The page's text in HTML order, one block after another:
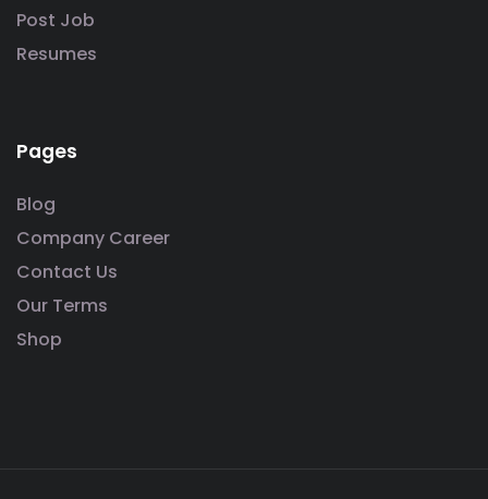
Post Job
Resumes
Pages
Blog
Company Career
Contact Us
Our Terms
Shop